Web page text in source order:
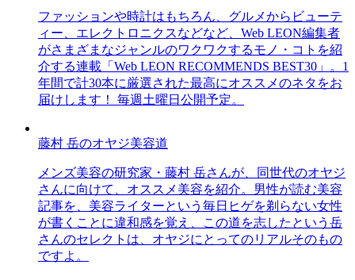
ファッションや時計はもちろん、グルメからビューテ
ィー、エレクトロニクスなどなど、Web LEON編集者
がさまざまなジャンルのワクワクするモノ・コトを紹
介する連載「Web LEON RECOMMENDS BEST30」。1
年間で計30本に厳選された最高にオススメのネタをお
届けします！ 毎週土曜日公開予定。
藤村 岳のオヤジ美容道
メンズ美容の研究家・藤村 岳さんが、同世代のオヤジ
さんに向けて、オススメ美容を紹介。男性が読む美容
記事を、美容ライターという毎日ヒゲを剃らない女性
が書くことに違和感を覚え、この道を志したという岳
さんのセレクトは、オヤジにとってのリアルそのもの
ですよ。